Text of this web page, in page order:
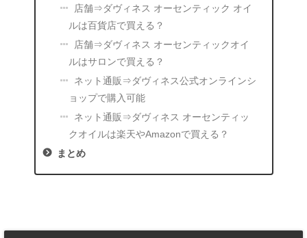
店舗⇒ダヴィネス オーセンティック オイ
ルは百貨店で買える？
店舗⇒ダヴィネス オーセンティックオイ
ルはサロンで買える？
ネット通販⇒ダヴィネス公式オンラインシ
ョップで購入可能
ネット通販⇒ダヴィネス オーセンティッ
クオイルは楽天やAmazonで買える？
まとめ